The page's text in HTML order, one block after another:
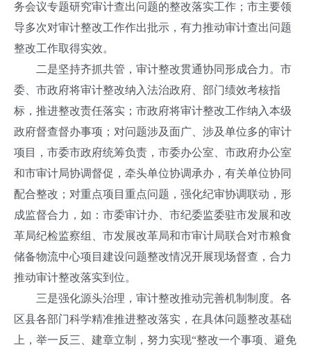
务会议专题研究审计查出问题的整改落实工作；市主要领
导多次对审计整改工作作出批示，有力推动审计查出问题
整改工作取得实效。
二是坚持齐抓共管，审计整改贯通协同形成合力。市
委、市政府将审计整改纳入法治政府、部门绩效考核指
标，推进整改责任落实；市政府将审计整改工作纳入本级
政府督查督办事项；对问题涉及面广、涉及单位多的审计
项目，市委市政府统筹负责，市委办公室、市政府办公室
和市审计局协调督促，牵头单位协调承办，有关单位协同
配合整改；对重点项目重点问题，强化纪审协调联动，形
成监督合力，如：市委审计办、市纪委监委驻市发展和改
革局纪检监察组、市发展改革局和市审计局联合对市粮食
储备物流中心项目建设问题整改情况开展现场督查，合力
推动审计整改落实到位。
三是强化源头治理，审计整改推动完善机制制度。各
区县各部门科学精准推进整改落实，在具体问题整改基础
上，举一反三、建章立制，努力实现“整改一个事项、避免